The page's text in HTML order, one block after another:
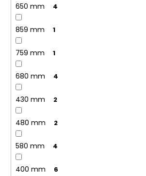
650 mm 4
859 mm 1
759 mm 1
680 mm 4
430 mm 2
480 mm 2
580 mm 4
400 mm 6